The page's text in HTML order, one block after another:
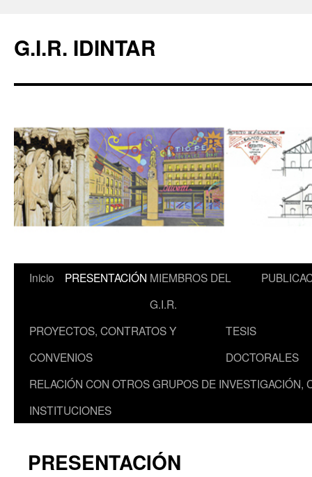
contenido
G.I.R. IDINTAR
Inicio PRESENTACIÓN MIEMBROS DEL
G.I.R.
PROYECTOS, CONTRATOS Y
CONVENIOS
TESIS
DOCTORALES
RELACIÓN CON OTROS GRUPOS DE INVESTIGACIÓN,
INSTITUCIONES
PRESENTACIÓN